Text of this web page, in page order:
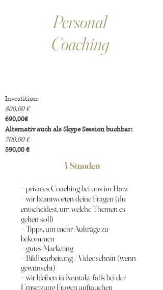
Personal
Coaching
Investition:
800,00 €
690,00€
Alternativ auch als Skype Session buchbar:
700,00 €
590,00 €
4 Stunden
+ privates Coaching bei uns im Harz
+ wir beantworten deine Fragen (du
entscheidest, um welche Themen es
gehen soll)
+ Tipps, um mehr Aufträge zu
bekommen
+ gutes Marketing
+ Bildbearbeitung / Videoschnitt (wenn
gewünscht)
+ wir bleiben in Kontakt, falls bei der
Umsetzung Fragen auftauchen